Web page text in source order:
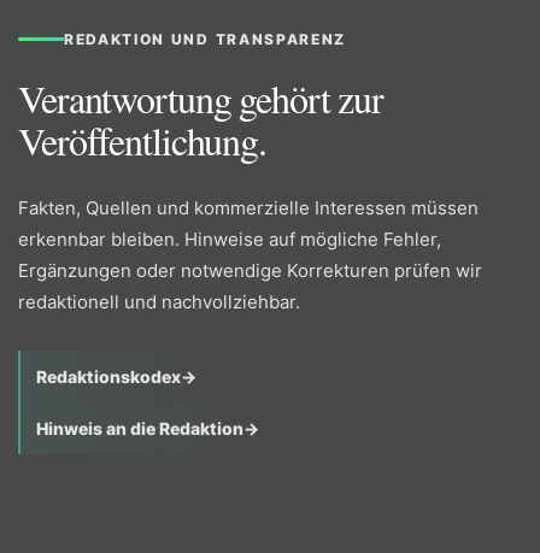
REDAKTION UND TRANSPARENZ
Verantwortung gehört zur
Veröffentlichung.
Fakten, Quellen und kommerzielle Interessen müssen
erkennbar bleiben. Hinweise auf mögliche Fehler,
Ergänzungen oder notwendige Korrekturen prüfen wir
redaktionell und nachvollziehbar.
Redaktionskodex→
Hinweis an die Redaktion→